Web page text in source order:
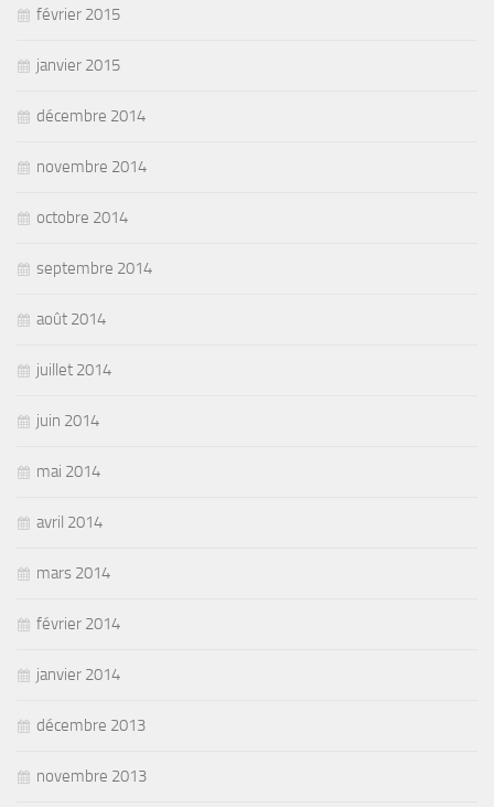
février 2015
janvier 2015
décembre 2014
novembre 2014
octobre 2014
septembre 2014
août 2014
juillet 2014
juin 2014
mai 2014
avril 2014
mars 2014
février 2014
janvier 2014
décembre 2013
novembre 2013